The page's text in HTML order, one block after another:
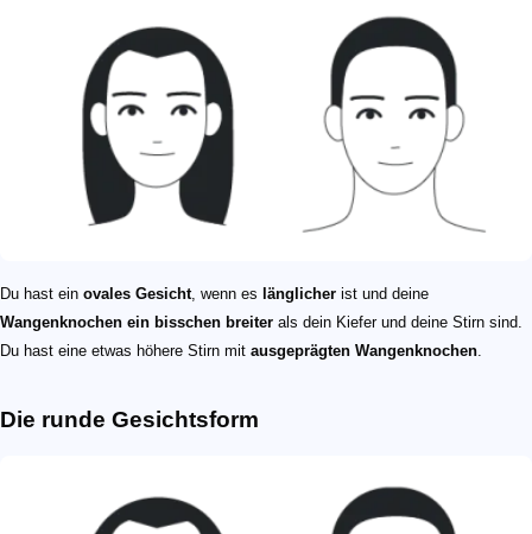
Du hast ein ovales Gesicht, wenn es länglicher ist und deine
Wangenknochen ein bisschen breiter als dein Kiefer und deine Stirn sind.
Du hast eine etwas höhere Stirn mit ausgeprägten Wangenknochen
Die runde Gesichtsform